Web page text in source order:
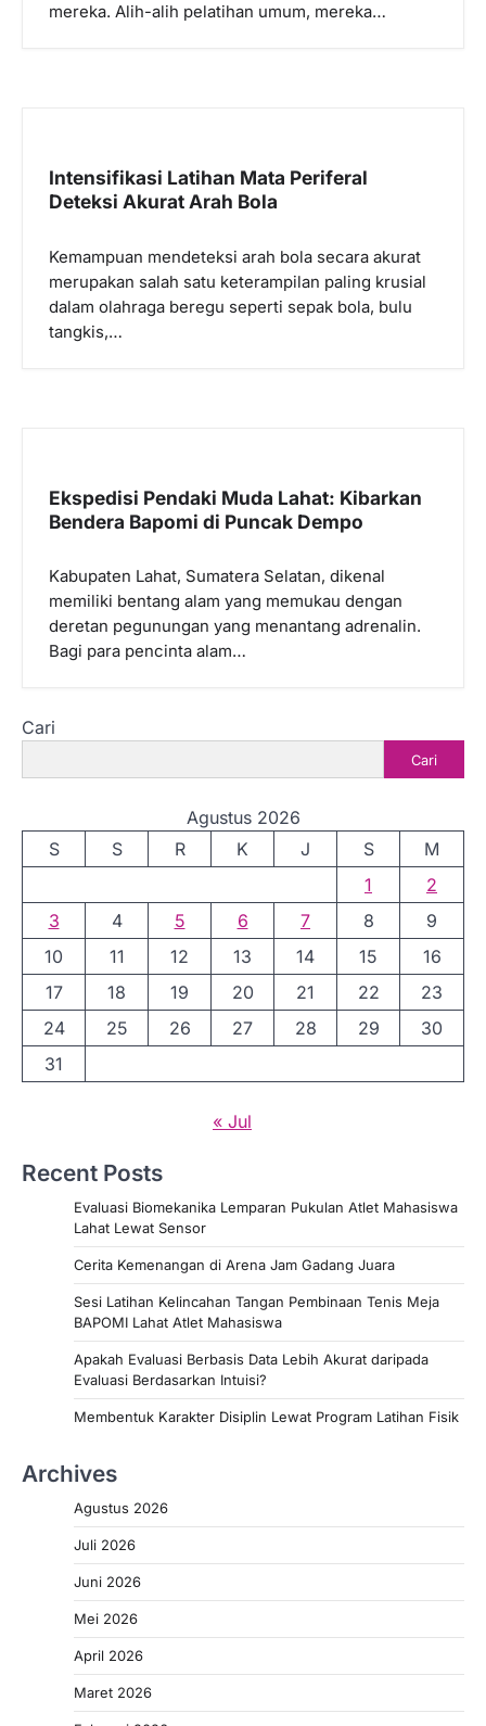
mereka. Alih-alih pelatihan umum, mereka…
Intensifikasi Latihan Mata Periferal
Deteksi Akurat Arah Bola
Kemampuan mendeteksi arah bola secara akurat
merupakan salah satu keterampilan paling krusial
dalam olahraga beregu seperti sepak bola, bulu
tangkis,…
Ekspedisi Pendaki Muda Lahat: Kibarkan
Bendera Bapomi di Puncak Dempo
Kabupaten Lahat, Sumatera Selatan, dikenal
memiliki bentang alam yang memukau dengan
deretan pegunungan yang menantang adrenalin.
Bagi para pencinta alam…
Cari
Cari
Agustus 2026
S
S R K J S
M
1
2
3
4 5 6 7 8
9
10
11 12 13 14 15
16
17
18 19 20 21 22
23
24
25 26 27 28 29
30
31
« Jul
Recent Posts
Evaluasi Biomekanika Lemparan Pukulan Atlet Mahasiswa
Lahat Lewat Sensor
Cerita Kemenangan di Arena Jam Gadang Juara
Sesi Latihan Kelincahan Tangan Pembinaan Tenis Meja
BAPOMI Lahat Atlet Mahasiswa
Apakah Evaluasi Berbasis Data Lebih Akurat daripada
Evaluasi Berdasarkan Intuisi?
Membentuk Karakter Disiplin Lewat Program Latihan Fisik
Archives
Agustus 2026
Juli 2026
Juni 2026
Mei 2026
April 2026
Maret 2026